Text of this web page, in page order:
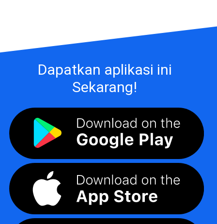
Dapatkan aplikasi ini
Sekarang!